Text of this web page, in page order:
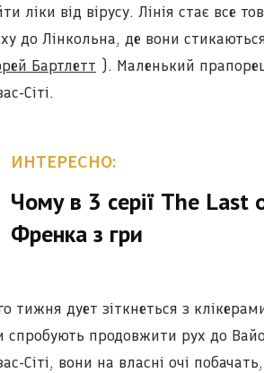
ліки від вірусу. Лінія стає все
до Лінкольна, де вони
Бартлетт ). Маленький
Сіті.
ИНТЕРЕСНО:
Чому в 3 серії The Last
Френка з гри
тижня дует зіткнеться з
спробують продовжити рух до
Сіті, вони на власні очі